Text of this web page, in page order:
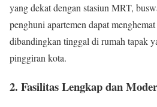
yang dekat dengan stasiun MRT,
penghuni apartemen dapat
dibandingkan tinggal di rumah tapak
pinggiran kota.
2. Fasilitas Lengkap dan